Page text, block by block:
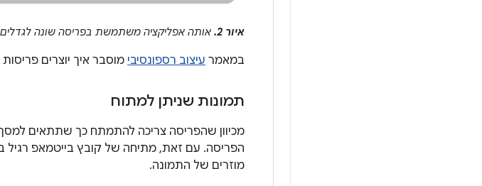
איור 2. אותה אפליקציה משתמשת בפריסה שונה
במאמר עיצוב רספונסיבי מוסבר איך יוצרים פריסות
תמונות שניתן למתוח
הפריסה. עם זאת, מתיחה של קובץ בייטמאפ רגיל
מוזרים של התמונה.